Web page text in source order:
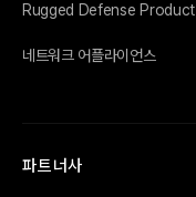
Rugged Defense Product
네트워크 어플라이언스
파트너사